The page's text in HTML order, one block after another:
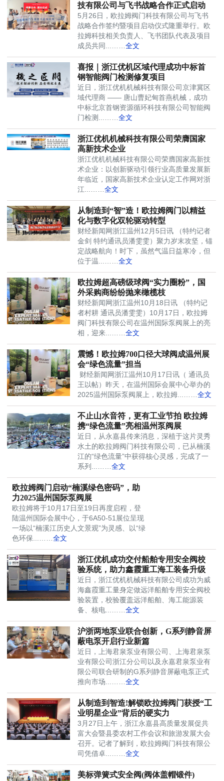
技有限公司与飞书战略合作正式启动
5月26日，欧拉姆阀门科技有限公司与飞书
战略合作签约暨项目启动仪式隆重举行。欧
拉姆科技相关负责人、飞书团队代表及项目
成员共同...…… 全文
喜报｜浙江优机区域代理成功中标首
钢智能阀门检测修复项目
近日，浙江优机机械科技有限公司京津冀区
域代理商 —— 唐山曹妃甸首燕机械，成功
中标北京首钢资源循环科技有限公司智能阀
门检测...…… 全文
浙江优机机械科技有限公司荣膺国家
高新技术企业
浙江优机机械科技有限公司荣膺国家高新技
术企业：以创新驱动引领行业高质量发展新
年临近，国家高新技术企业认定工作网对浙
江...…… 全文
从制造到“智”造！欧拉姆阀门以精益
化与数字化双轮驱动转型
财经新闻网浙江温州12月5日讯 （特约记者
金剑 特约通讯员潘雯雯）聚力岁末攻坚，锚
定战略航向！时下，虽然气温日益寒冷，但
位于温...…… 全文
欧拉姆超高磅级球阀“实力圈粉”，国
外采购商纷纷抛来橄榄枝
财经新闻网浙江温州10月18日讯 （特约记
者村耕 通讯员潘雯雯）10月17日，欧拉姆
阀门科技有限公司在温州国际泵阀展上的亮
相，迎来...…… 全文
震憾！欧拉姆700口径大球阀成温州展
会“绿色流量”担当
​ 财经新闻网浙江温州10月17日讯（ 通讯员
王以帖）昨天，在温州国际会展中心举办的
2025温州国际泵阀展上，欧拉姆...…… 全文
不止山水音符，更有工业节拍 欧拉姆
携“绿色流量”亮相温州泵阀展
近日，从永嘉县传来消息，深植于这片灵秀
水土的欧拉姆阀门科技有限公司，已从楠溪
江的“绿色流量”中获得核心灵感，完成了一
系列...…… 全文
欧拉姆阀门启动“楠溪绿色密码”，助
力2025温州国际泵阀展
欧拉姆将于10月17日至19日再度启程，登
陆温州国际会展中心，于6A50-51展位呈现
一场以“楠溪江历史人文景观”为灵感、以“绿
色环保...……全文
浙江优机成功交付船舶专用安全阀校
验系统，助力鑫霞重工海工装备升级
近日，浙江优机机械科技有限公司成功为威
海鑫霞重工量身定做远洋船舶专用安全阀校
验装置，校验覆盖远洋船舶、海工能源装
备、核电...…… 全文
沪浙两地泵业联合创新，G系列静音屏
蔽电泵开启行业新篇
近日，上海君泉泵业有限公司、上海君泉泵
业有限公司浙江分公司以及永嘉君泉泵业有
限公司联合研制的G系列静音屏蔽电泵正式
推向市场...…… 全文
从制造到智造!解锁欧拉姆阀门获授“工
业明星企业”背后的硬实力
3月27日上午，浙江永嘉县高质量发展促共
富大会暨县委农村工作会议和旅游发展大会
召开。记者了解到，欧拉姆阀门科技有限公
司凭借卓...…… 全文
美标弹簧式安全阀(阀体盖帽锻件)